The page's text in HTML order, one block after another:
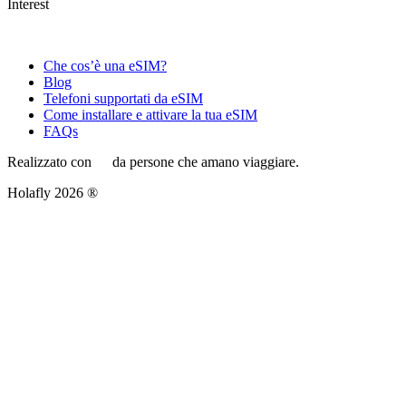
Interest
Che cos’è una eSIM?
Blog
Telefoni supportati da eSIM
Come installare e attivare la tua eSIM
FAQs
Realizzato con
da persone che amano viaggiare.
Holafly 2026 ®